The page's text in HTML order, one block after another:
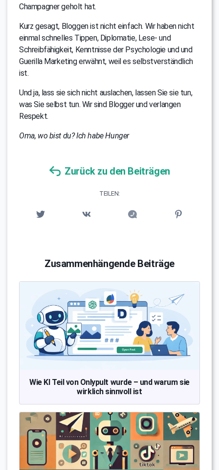
Champagner geholt hat.
Kurz gesagt, Bloggen ist nicht einfach. Wir haben nicht
einmal schnelles Tippen, Diplomatie, Lese- und
Schreibfähigkeit, Kenntnisse der Psychologie und und
Guerilla Marketing erwähnt, weil es selbstverständlich
ist.
Und ja, lass sie sich nicht auslachen, lassen Sie sie tun,
was Sie selbst tun. Wir sind Blogger und verlangen
Respekt.
Oma, wo bist du? Ich habe Hunger
Zurück zu den Beiträgen
TEILEN:
Zusammenhängende Beiträge
Wie KI Teil von Onlypult wurde – und warum sie
wirklich sinnvoll ist